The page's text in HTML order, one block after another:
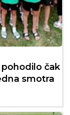
čak
smotra